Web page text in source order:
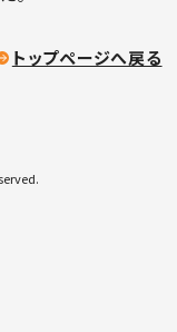
トップページへ戻る